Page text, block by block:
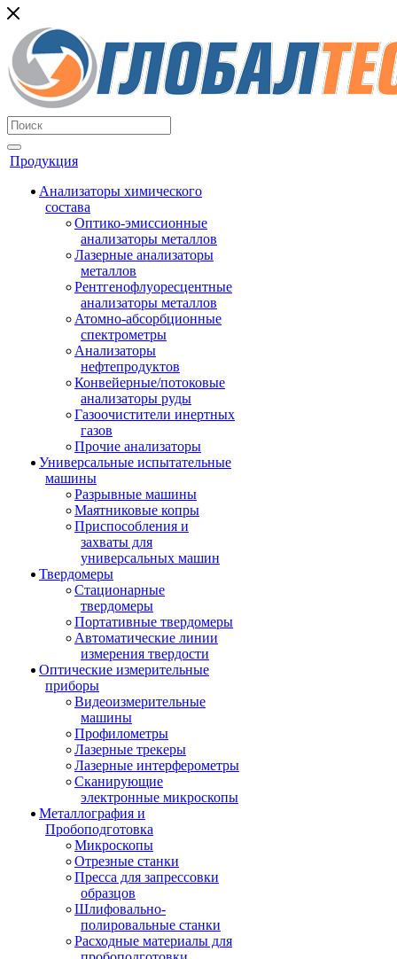
Продукция
Анализаторы химического
состава
Оптико-эмиссионные
анализаторы металлов
Лазерные анализаторы
металлов
Рентгенофлуоресцентные
анализаторы металлов
Атомно-абсорбционные
спектрометры
Анализаторы
нефтепродуктов
Конвейерные/потоковые
анализаторы руды
Газоочистители инертных
газов
Прочие анализаторы
Универсальные испытательные
машины
Разрывные машины
Маятниковые копры
Приспособления и
захваты для
универсальных машин
Твердомеры
Стационарные
твердомеры
Портативные твердомеры
Автоматические линии
измерения твердости
Оптические измерительные
приборы
Видеоизмерительные
машины
Профилометры
Лазерные трекеры
Лазерные интерферометры
Сканирующие
электронные микроскопы
Металлография и
Пробоподготовка
Микроскопы
Отрезные станки
Пресса для запрессовки
образцов
Шлифовально-
полировальные станки
Расходные материалы для